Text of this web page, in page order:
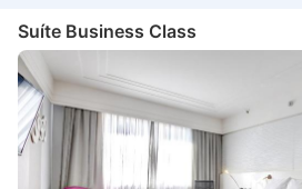
Suíte Business Class